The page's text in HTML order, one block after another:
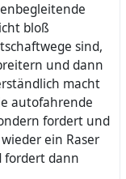
bloß
sind,
und dann
macht
autofahrende
fordert und
ein Raser
fordert dann